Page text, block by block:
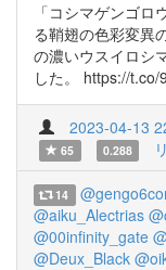
「コシマゲンゴ
る鞘翅の色彩変異
の濃いウスイロシ
した。 https://
2023-04-13
65
0.288
14
@aiku_Alectrias
@00infinity_gate
@Deux_Black